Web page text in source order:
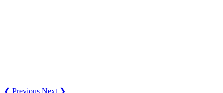
❮ Previous Next ❯